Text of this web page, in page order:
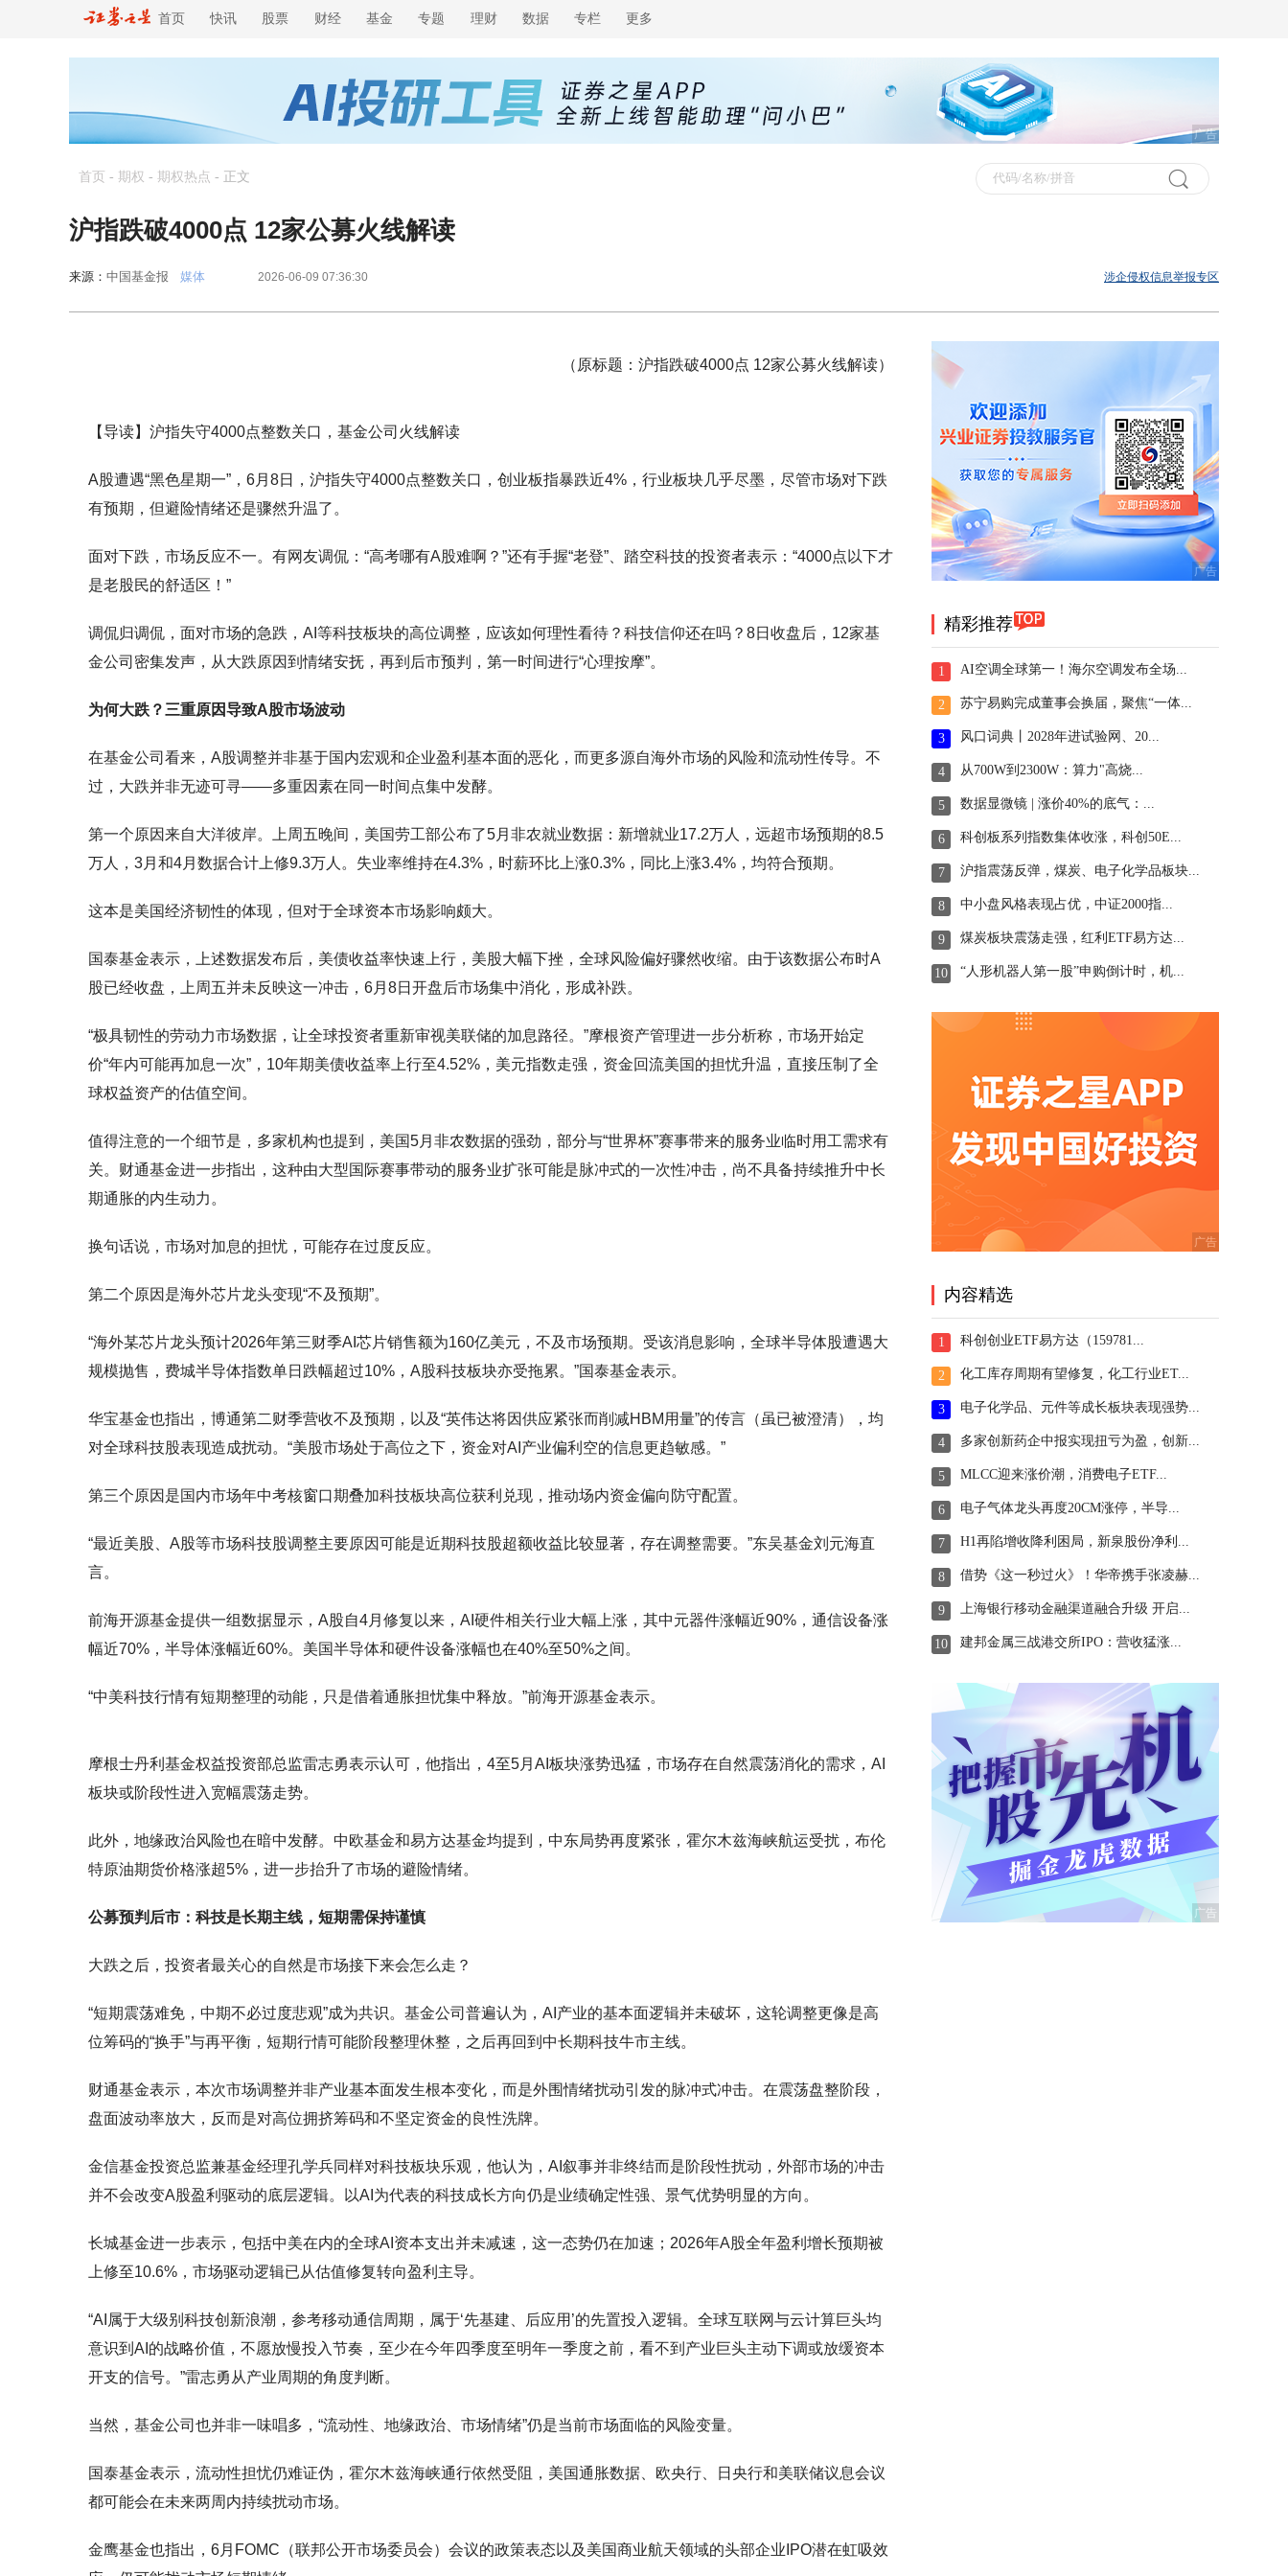
首页 快讯 股票 财经 基金 专题 理财 数据 专栏 更多
广告
首页 - 期权 - 期权热点 - 正文
沪指跌破4000点 12家公募火线解读
来源： 中国基金报 媒体 2026-06-09 07:36:30 涉企侵权信息举报专区
（原标题：沪指跌破4000点 12家公募火线解读）
【导读】沪指失守4000点整数关口，基金公司火线解读
A股遭遇“黑色星期一”，6月8日，沪指失守4000点整数关口，创业板指暴跌近4%，行业板块几乎尽墨，尽管市场对下跌
有预期，但避险情绪还是骤然升温了。
面对下跌，市场反应不一。有网友调侃：“高考哪有A股难啊？”还有手握“老登”、踏空科技的投资者表示：“4000点以下才
是老股民的舒适区！”
调侃归调侃，面对市场的急跌，AI等科技板块的高位调整，应该如何理性看待？科技信仰还在吗？8日收盘后，12家基
金公司密集发声，从大跌原因到情绪安抚，再到后市预判，第一时间进行“心理按摩”。
为何大跌？三重原因导致A股市场波动
在基金公司看来，A股调整并非基于国内宏观和企业盈利基本面的恶化，而更多源自海外市场的风险和流动性传导。不
过，大跌并非无迹可寻——多重因素在同一时间点集中发酵。
第一个原因来自大洋彼岸。上周五晚间，美国劳工部公布了5月非农就业数据：新增就业17.2万人，远超市场预期的8.5
万人，3月和4月数据合计上修9.3万人。失业率维持在4.3%，时薪环比上涨0.3%，同比上涨3.4%，均符合预期。
这本是美国经济韧性的体现，但对于全球资本市场影响颇大。
国泰基金表示，上述数据发布后，美债收益率快速上行，美股大幅下挫，全球风险偏好骤然收缩。由于该数据公布时A
股已经收盘，上周五并未反映这一冲击，6月8日开盘后市场集中消化，形成补跌。
“极具韧性的劳动力市场数据，让全球投资者重新审视美联储的加息路径。”摩根资产管理进一步分析称，市场开始定
价“年内可能再加息一次”，10年期美债收益率上行至4.52%，美元指数走强，资金回流美国的担忧升温，直接压制了全
球权益资产的估值空间。
值得注意的一个细节是，多家机构也提到，美国5月非农数据的强劲，部分与“世界杯”赛事带来的服务业临时用工需求有
关。财通基金进一步指出，这种由大型国际赛事带动的服务业扩张可能是脉冲式的一次性冲击，尚不具备持续推升中长
期通胀的内生动力。
换句话说，市场对加息的担忧，可能存在过度反应。
第二个原因是海外芯片龙头变现“不及预期”。
“海外某芯片龙头预计2026年第三财季AI芯片销售额为160亿美元，不及市场预期。受该消息影响，全球半导体股遭遇大
规模抛售，费城半导体指数单日跌幅超过10%，A股科技板块亦受拖累。”国泰基金表示。
华宝基金也指出，博通第二财季营收不及预期，以及“英伟达将因供应紧张而削减HBM用量”的传言（虽已被澄清），均
对全球科技股表现造成扰动。“美股市场处于高位之下，资金对AI产业偏利空的信息更趋敏感。”
第三个原因是国内市场年中考核窗口期叠加科技板块高位获利兑现，推动场内资金偏向防守配置。
“最近美股、A股等市场科技股调整主要原因可能是近期科技股超额收益比较显著，存在调整需要。”东吴基金刘元海直
言。
前海开源基金提供一组数据显示，A股自4月修复以来，AI硬件相关行业大幅上涨，其中元器件涨幅近90%，通信设备涨
幅近70%，半导体涨幅近60%。美国半导体和硬件设备涨幅也在40%至50%之间。
“中美科技行情有短期整理的动能，只是借着通胀担忧集中释放。”前海开源基金表示。
摩根士丹利基金权益投资部总监雷志勇表示认可，他指出，4至5月AI板块涨势迅猛，市场存在自然震荡消化的需求，AI
板块或阶段性进入宽幅震荡走势。
此外，地缘政治风险也在暗中发酵。中欧基金和易方达基金均提到，中东局势再度紧张，霍尔木兹海峡航运受扰，布伦
特原油期货价格涨超5%，进一步抬升了市场的避险情绪。
公募预判后市：科技是长期主线，短期需保持谨慎
大跌之后，投资者最关心的自然是市场接下来会怎么走？
“短期震荡难免，中期不必过度悲观”成为共识。基金公司普遍认为，AI产业的基本面逻辑并未破坏，这轮调整更像是高
位筹码的“换手”与再平衡，短期行情可能阶段整理休整，之后再回到中长期科技牛市主线。
财通基金表示，本次市场调整并非产业基本面发生根本变化，而是外围情绪扰动引发的脉冲式冲击。在震荡盘整阶段，
盘面波动率放大，反而是对高位拥挤筹码和不坚定资金的良性洗牌。
金信基金投资总监兼基金经理孔学兵同样对科技板块乐观，他认为，AI叙事并非终结而是阶段性扰动，外部市场的冲击
并不会改变A股盈利驱动的底层逻辑。以AI为代表的科技成长方向仍是业绩确定性强、景气优势明显的方向。
长城基金进一步表示，包括中美在内的全球AI资本支出并未减速，这一态势仍在加速；2026年A股全年盈利增长预期被
上修至10.6%，市场驱动逻辑已从估值修复转向盈利主导。
“AI属于大级别科技创新浪潮，参考移动通信周期，属于‘先基建、后应用’的先置投入逻辑。全球互联网与云计算巨头均
意识到AI的战略价值，不愿放慢投入节奏，至少在今年四季度至明年一季度之前，看不到产业巨头主动下调或放缓资本
开支的信号。”雷志勇从产业周期的角度判断。
当然，基金公司也并非一味唱多，“流动性、地缘政治、市场情绪”仍是当前市场面临的风险变量。
国泰基金表示，流动性担忧仍难证伪，霍尔木兹海峡通行依然受阻，美国通胀数据、欧央行、日央行和美联储议息会议
都可能会在未来两周内持续扰动市场。
金鹰基金也指出，6月FOMC（联邦公开市场委员会）会议的政策表态以及美国商业航天领域的头部企业IPO潜在虹吸效
精彩推荐
1 AI空调全球第一！海尔空调发布全场...
2 苏宁易购完成董事会换届，聚焦“一体...
3 风口词典丨2028年进试验网、20...
4 从700W到2300W：算力"高烧...
5 数据显微镜 | 涨价40%的底气：...
6 科创板系列指数集体收涨，科创50E...
7 沪指震荡反弹，煤炭、电子化学品板块...
8 中小盘风格表现占优，中证2000指...
9 煤炭板块震荡走强，红利ETF易方达...
10 “人形机器人第一股”申购倒计时，机...
内容精选
1 科创创业ETF易方达（159781...
2 化工库存周期有望修复，化工行业ET...
3 电子化学品、元件等成长板块表现强势...
4 多家创新药企中报实现扭亏为盈，创新...
5 MLCC迎来涨价潮，消费电子ETF...
6 电子气体龙头再度20CM涨停，半导...
7 H1再陷增收降利困局，新泉股份净利...
8 借势《这一秒过火》！华帝携手张凌赫...
9 上海银行移动金融渠道融合升级 开启...
10 建邦金属三战港交所IPO：营收猛涨...